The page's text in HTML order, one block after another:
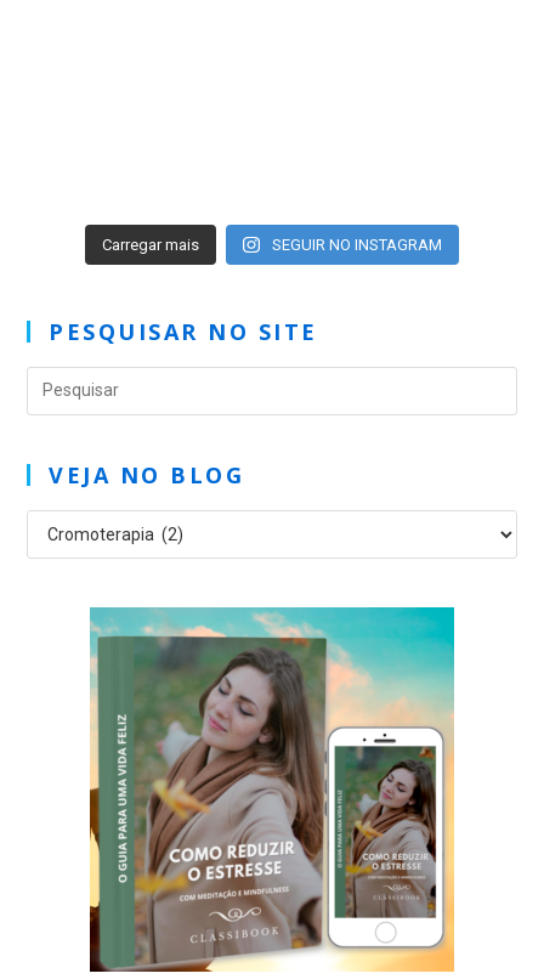
Carregar mais SEGUIR NO INSTAGRAM
PESQUISAR NO SITE
VEJA NO BLOG